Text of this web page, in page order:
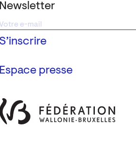
Newsletter
Espace presse